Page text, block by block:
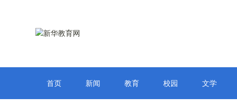
首页 新闻 教育 校园 文学